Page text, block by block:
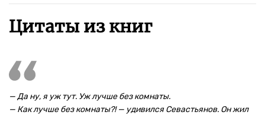
Цитаты из книг
— Да ну, я уж тут. Уж лучше без комнаты.
— Как лучше без комнаты?! — удивился Севастьянов. Он жил